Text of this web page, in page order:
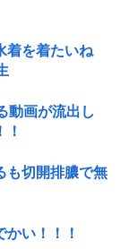
着を着たいね
動画が流出し
も切開排膿で無
かい！！！